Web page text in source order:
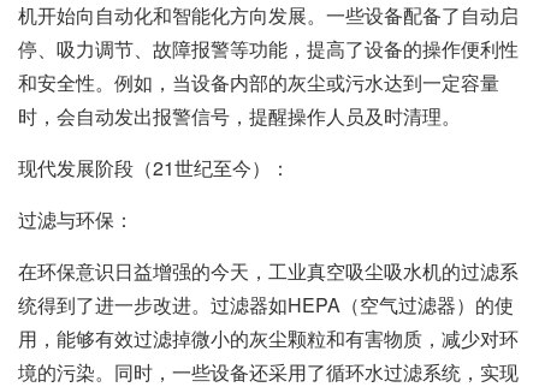
机开始向自动化和智能化方向发展。一些设备配备了自动启
停、吸力调节、故障报警等功能，提高了设备的操作便利性
和安全性。例如，当设备内部的灰尘或污水达到一定容量
时，会自动发出报警信号，提醒操作人员及时清理。
现代发展阶段（21世纪至今）：
过滤与环保：
在环保意识日益增强的今天，工业真空吸尘吸水机的过滤系
统得到了进一步改进。过滤器如HEPA（空气过滤器）的使
用，能够有效过滤掉微小的灰尘颗粒和有害物质，减少对环
境的污染。同时，一些设备还采用了循环水过滤系统，实现